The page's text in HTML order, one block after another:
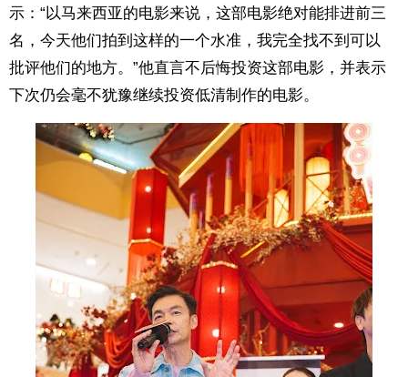
示：“以马来西亚的电影来说，这部电影绝对能排进前三
名，今天他们拍到这样的一个水准，我完全找不到可以
批评他们的地方。”他直言不后悔投资这部电影，并表示
下次仍会毫不犹豫继续投资低清制作的电影。